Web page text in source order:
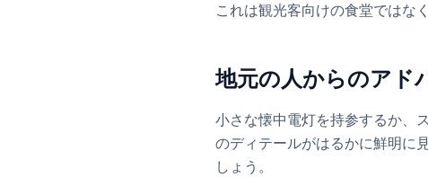
これは観光客向けの食堂ではな
地元の人からのアド
小さな懐中電灯を持参するか、
のディテールがはるかに鮮明に
しょう。